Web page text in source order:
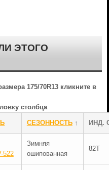
ЭТОГО
175/70R13 кликните в
столбца
СЕЗОННОСТЬ↑ ИНД.
522
Зимняя
ошипованная
82T